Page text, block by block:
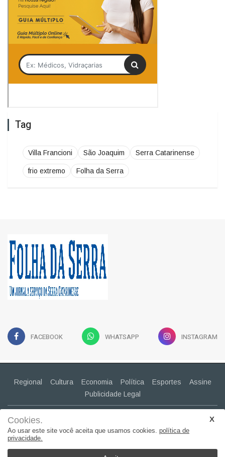
Cookies.
Ao usar este site você aceita que usamos cookies. política de
privacidade.
Tag
Villa Francioni São Joaquim Serra Catarinense
frio extremo Folha da Serra
FACEBOOK WHATSAPP INSTAGRAM
Regional Cultura Economia Política Esportes
Assine
Publicidade Legal
(49) 99943-2030